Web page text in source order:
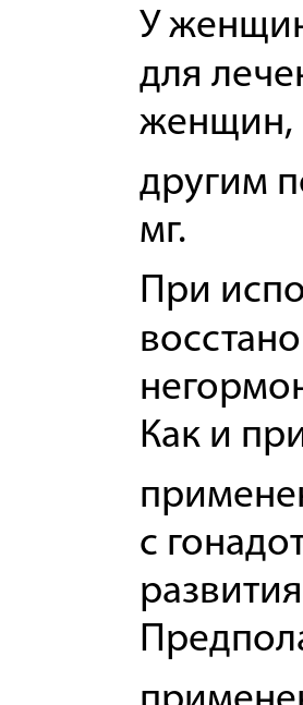
У
для
женщин,
другим
мг.
При
Как и
с